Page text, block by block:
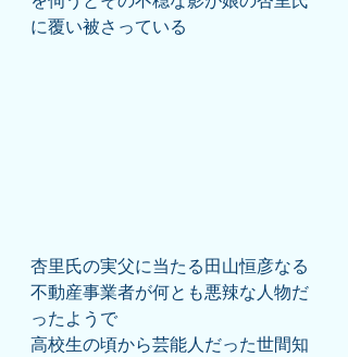
に覆い被さっている
杏里氏の実父に当たる田山恒彦なる
不動産事業者が何とも悪辣な人物だ
ったようで
高校生の頃から芸能人だった世間知